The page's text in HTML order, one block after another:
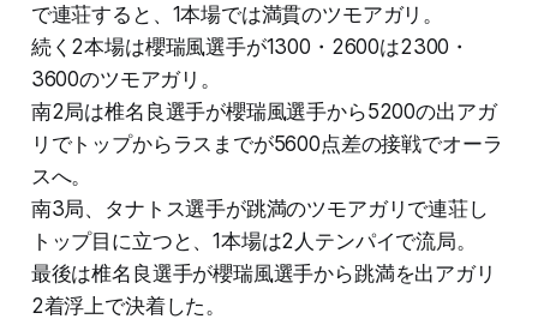
で連荘すると、1本場では満貫のツモアガリ。
続く2本場は櫻瑞風選手が1300・2600は2300・
3600のツモアガリ。
南2局は椎名良選手が櫻瑞風選手から5200の出アガ
リでトップからラスまでが5600点差の接戦でオーラ
スへ。
南3局、タナトス選手が跳満のツモアガリで連荘し
トップ目に立つと、1本場は2人テンパイで流局。
最後は椎名良選手が櫻瑞風選手から跳満を出アガリ
2着浮上で決着した。